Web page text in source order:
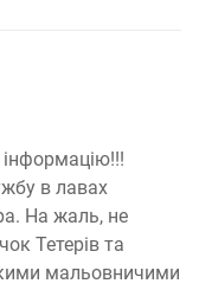
в лавах
На жаль, не
Тетерів та
мальовничими